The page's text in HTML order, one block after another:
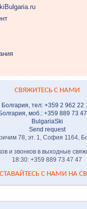
СВЯЖИТЕСЬ С НАМИ
Болгария, тел: +359 2 962 22
Болгария, моб.: +359 889 73
BulgariaSki
Send request
78, эт. 1, София 1164,
и звонков в выходные
18:30: +359 889 73 47 47
С НАМИ НА